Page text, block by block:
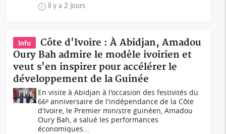
il y a 2 jours
Info
Côte d'Ivoire : À Abidjan, Amadou
Oury Bah admire le modèle ivoirien et
veut s'en inspirer pour accélérer le
développement de la Guinée
En visite à Abidjan à l'occasion des festivités du
66ᵉ anniversaire de l'indépendance de la Côte
d'Ivoire, le Premier ministre guinéen, Amadou
Oury Bah, a salué les performances
économiques...